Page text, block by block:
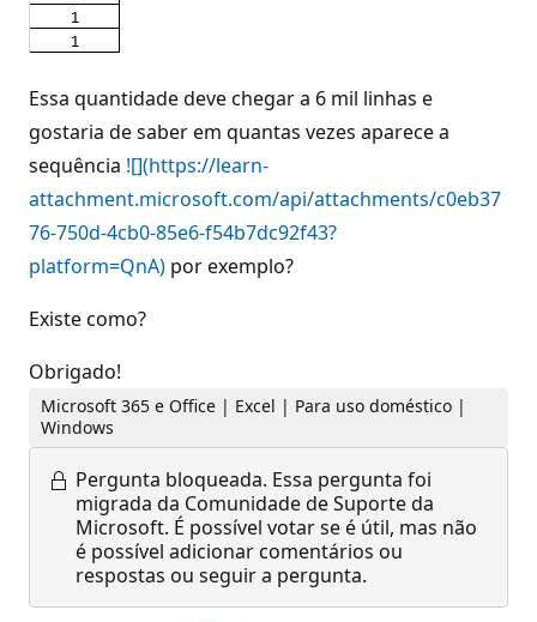
Essa quantidade deve chegar a 6 mil linhas e
gostaria de saber em quantas vezes aparece a
sequência ![](https://learn-
attachment.microsoft.com/api/attachments/c0eb37
76-750d-4cb0-85e6-f54b7dc92f43?
platform=QnA) por exemplo?
Existe como?
Obrigado!
Microsoft 365 e Office | Excel | Para uso doméstico |
Windows
Pergunta bloqueada. Essa pergunta foi
migrada da Comunidade de Suporte da
Microsoft. É possível votar se é útil, mas não
é possível adicionar comentários ou
respostas ou seguir a pergunta.